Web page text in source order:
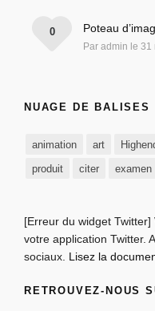
Poteau
Par admin le 31
0
NUAGE DE BALISES
animation art
produit
citer examen
[Erreur du widget Twitter]
votre application Twitter.
sociaux. Lisez la
RETROUVEZ-NOUS